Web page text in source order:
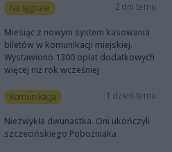
Na sygnale 2 dni temu
Miesiąc z nowym system kasowania
biletów w komunikacji miejskiej.
Wystawiono 1300 opłat dodatkowych
więcej niż rok wcześniej
Komunikacja 1 dzień temu
Niezwykła dwunastka. Oni ukończyli
szczecińskiego Pobożniaka